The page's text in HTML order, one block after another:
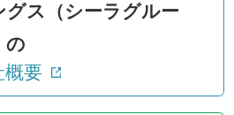
グス（シーラグルー
の
概要